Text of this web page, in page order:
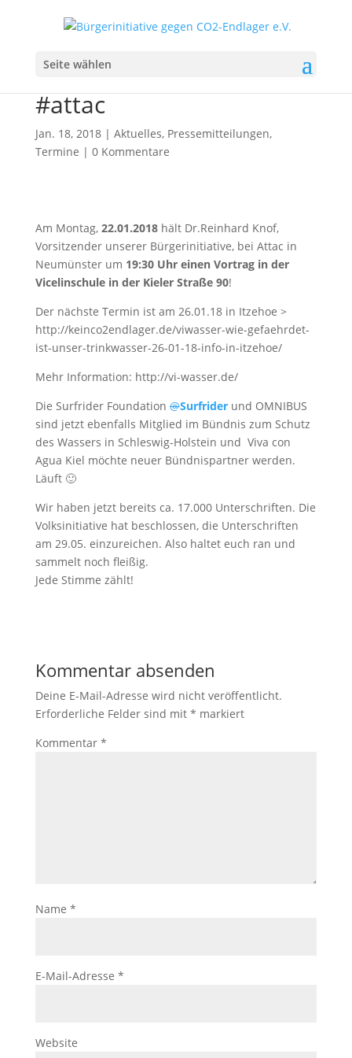
Seite wählen
#ViWasser: Vortrag
22.01.18 Neumünster mit
#attac
Jan. 18, 2018| Aktuelles, Pressemitteilungen,
Termine | 0 Kommentare
Am Montag, 22.01.2018hält Dr.Reinhard Knof,
Vorsitzender unserer Bürgerinitiative, bei Attac in
Neumünsterum 19:30 Uhr einen Vortrag in der
Vicelinschule in der Kieler Straße 90!
Der nächste Termin ist am 26.01.18 in Itzehoe >
http://keinco2endlager.de/viwasser-wie-gefaehrdet-
ist-unser-trinkwasser-26-01-18-info-in-itzehoe/
Mehr Information: http://vi-wasser.de/
Die Surfrider Foundation@Surfriderund OMNIBUS
sind jetzt ebenfalls Mitglied im Bündnis zum Schutz
des Wassers in Schleswig-Holstein und Viva con
Agua Kiel möchte neuer Bündnispartner werden.
Läuft 🙂
Wir haben jetzt bereits ca. 17.000 Unterschriften. Die
Volksinitiative hat beschlossen, die Unterschriften
am 29.05. einzureichen. Also haltet euch ran und
sammelt noch fleißig.
Jede Stimme zählt!
Kommentar absenden
Deine E-Mail-Adresse wird nicht veröffentlicht.
Erforderliche Felder sind mit * markiert
Kommentar *
Name *
E-Mail-Adresse *
Website